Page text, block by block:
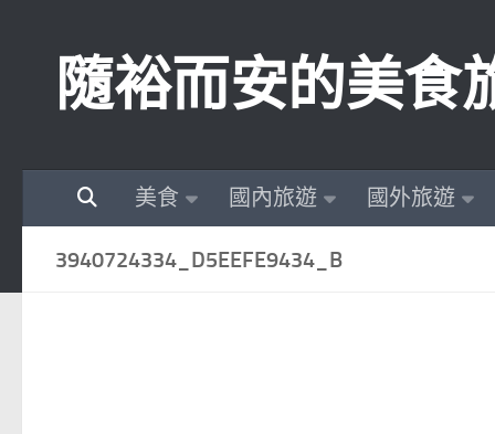
隨裕而安的美食
美食 國內旅遊 國外旅遊
3940724334_D5EEFE9434_B